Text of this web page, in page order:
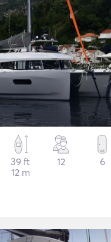
39 ft
12 m
12 6